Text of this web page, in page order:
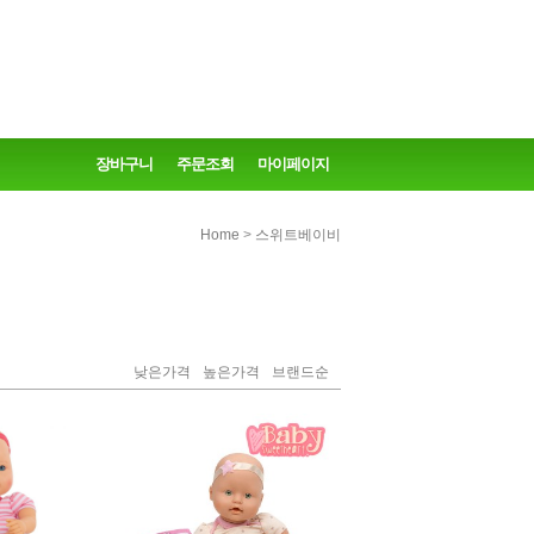
장바구니 주문조회 마이페이지
Home > 스위트베이비
낮은가격 높은가격 브랜드순